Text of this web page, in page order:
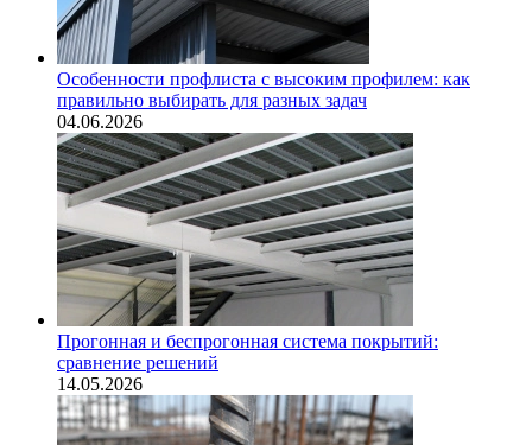
Особенности профлиста с высоким профилем: как
правильно выбирать для разных задач
04.06.2026
Прогонная и беспрогонная система покрытий:
сравнение решений
14.05.2026